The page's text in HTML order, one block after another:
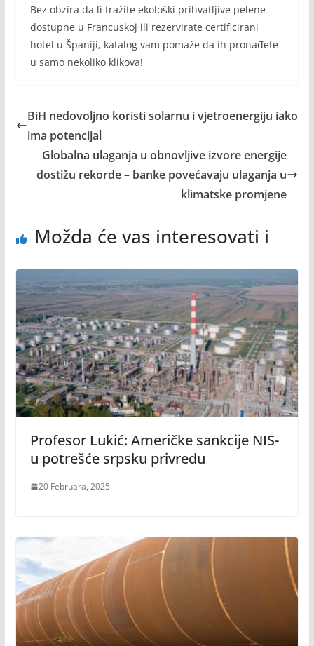
Bez obzira da li tražite ekološki prihvatljive pelene
dostupne u Francuskoj ili rezervirate certificirani
hotel u Španiji, katalog vam pomaže da ih pronađete
u samo nekoliko klikova!
BiH nedovoljno koristi solarnu i vjetroenergiju iako
ima potencijal
Globalna ulaganja u obnovljive izvore energije
dostižu rekorde – banke povećavaju ulaganja u
klimatske promjene
Možda će vas interesovati i
Profesor Lukić: Američke sankcije NIS-
u potrešće srpsku privredu
20 Februara, 2025